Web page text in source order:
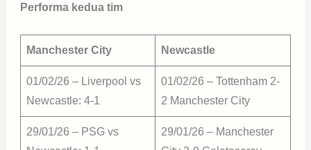
Performa kedua tim
Manchester City Newcastle
01/02/26 – Liverpool vs
Newcastle: 4-1
01/02/26 – Tottenham 2-
2 Manchester City
29/01/26 – PSG vs
29/01/26 – Manchester